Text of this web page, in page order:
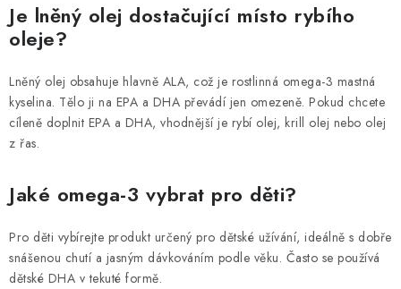
Je lněný olej dostačující místo rybího
oleje?
Lněný olej obsahuje hlavně ALA, což je rostlinná omega-3 mastná
kyselina. Tělo ji na EPA a DHA převádí jen omezeně. Pokud chcete
cíleně doplnit EPA a DHA, vhodnější je rybí olej, krill olej nebo olej
z řas.
Jaké omega-3 vybrat pro děti?
Pro děti vybírejte produkt určený pro dětské užívání, ideálně s dobře
snášenou chutí a jasným dávkováním podle věku. Často se používá
dětské DHA v tekuté formě.